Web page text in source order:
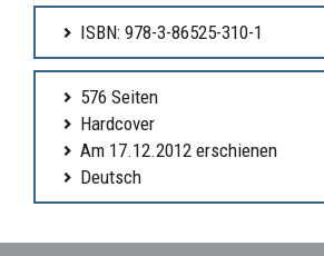
ISBN: 978-3-86525-310-1
576 Seiten
Hardcover
Am 17.12.2012 erschienen
Deutsch